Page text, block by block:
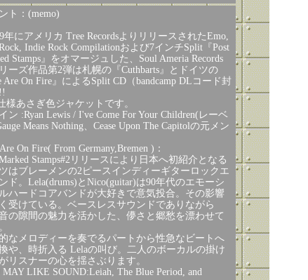
ト：(memo)
年にアメリカ Tree RecordsよりリリースされたEmo,
Indie Rock Compilationおよび7インチSplit『Post
Stamps』をオマージュした、Soul Ameria Records
ーズ作品第2弾は札幌の『Cuthbarts』とドイツの
Are On Fire』によるSplit CD（bandcamp DLコード封
様あさぎ色ジャケットです。
ン :Ryan Lewis / I've Come For Your Children(レーベ
Means Nothing、Cease Upon The Capitolの元メン
On Fire( From Germany,Bremen )：
Stamps#2リリースにより日本へ初紹介となる
ツはブレーメンの2ピースインディーギターロックエ
ド。Lela(drums)とNico(guitar)は90年代のエモーシ
ハードコアバンドが大好きで意気投合。その影響
受けている。ベースレスサウンドでありながら
の隙間の魅力を活かした、儚さと郷愁を漂わせて
なメロディーを奏でるパートから性急なビートへ
や、時折入る Lelaの叫び。二人のボーカルの掛け
リスナーの心を揺さぶります。
MAY LIKE SOUND:Leiah, The Blue Period, and